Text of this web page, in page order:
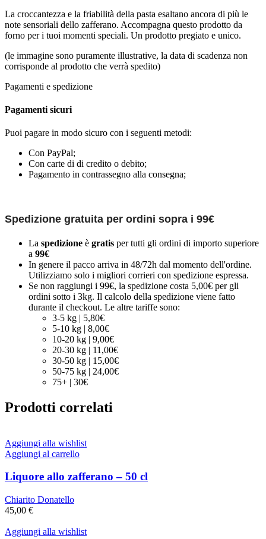
La croccantezza e la friabilità della pasta esaltano ancora di più le
note sensoriali dello zafferano. Accompagna questo prodotto da
forno per i tuoi momenti speciali. Un prodotto pregiato e unico.
(le immagine sono puramente illustrative, la data di scadenza non
corrisponde al prodotto che verrà spedito)
Pagamenti e spedizione
Pagamenti sicuri
Puoi pagare in modo sicuro con i seguenti metodi:
Con PayPal;
Con carte di di credito o debito;
Pagamento in contrassegno alla consegna;
Spedizione gratuita per ordini sopra i 99€
La spedizione è gratis per tutti gli ordini di importo superiore
a 99€
In genere il pacco arriva in 48/72h dal momento dell'ordine.
Utilizziamo solo i migliori corrieri con spedizione espressa.
Se non raggiungi i 99€, la spedizione costa 5,00€ per gli
ordini sotto i 3kg. Il calcolo della spedizione viene fatto
durante il checkout. Le altre tariffe sono:
3-5 kg | 5,80€
5-10 kg | 8,00€
10-20 kg | 9,00€
20-30 kg | 11,00€
30-50 kg | 15,00€
50-75 kg | 24,00€
75+ | 30€
Prodotti correlati
Aggiungi alla wishlist
Aggiungi al carrello
Liquore allo zafferano – 50 cl
Chiarito Donatello
45,00 €
Aggiungi alla wishlist